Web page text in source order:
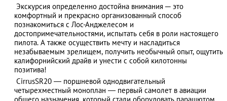
Экскурсия определенно достойна внимания ─ это
комфортный и прекрасно организованный способ
познакомиться с Лос-Анджелесом и
достопримечательностями, испытать себя в роли настоящего
пилота. А также осуществить мечту и насладиться
незабываемым зрелищем, получить необычный опыт, ощутить
калифорнийский драйв и унести с собой килотонны
позитива!
CirrusSR20 — поршневой однодвигательный
четырехместный моноплан — первый самолет в авиации